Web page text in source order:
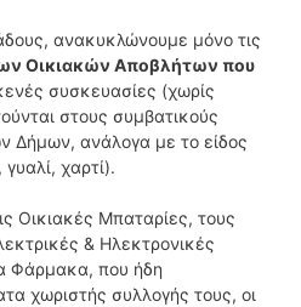
ανακυκλώνουμε μόνο τις
Οικιακών Αποβλήτων που
συσκευασίες (χωρίς
στους συμβατικούς
Δήμων, ανάλογα με το είδος
χαρτί).
Οικιακές Μπαταρίες, τους
& Ηλεκτρονικές
Φάρμακα, που ήδη
χωριστής συλλογής τους, οι